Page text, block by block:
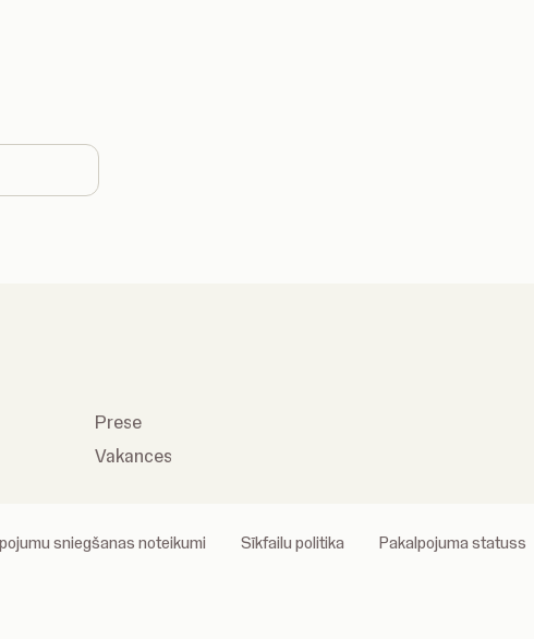
Prese
Vakances
sniegšanas noteikumi Sīkfailu politika Pakalpojuma statuss